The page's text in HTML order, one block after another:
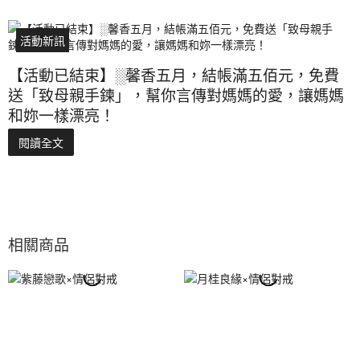
活動新訊
【活動已結束】░馨香五月，結帳滿五佰元，免費
送「致母親手鍊」，幫你言傳對媽媽的愛，讓媽媽
和妳一樣漂亮！
閱讀全文
相關商品